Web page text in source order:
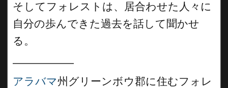
そしてフォレストは、居合わせた人々に
自分の歩んできた過去を話して聞かせ
る。
アラバマ州グリーンボウ郡に住むフォレ